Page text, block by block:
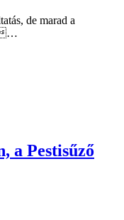
de marad a
…
a Pestisűző